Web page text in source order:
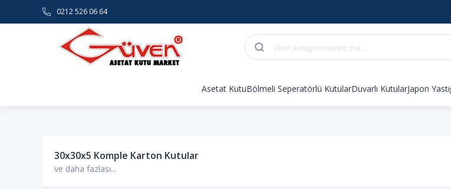
0212 526 06 64
Asetat KutuBölmeli Seperatörlü KutularDuvarlı KutularJapon
30x30x5 Komple Karton Kutular
ve daha fazlası...